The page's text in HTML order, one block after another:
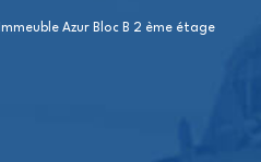
Azur Bloc B 2 ème étage